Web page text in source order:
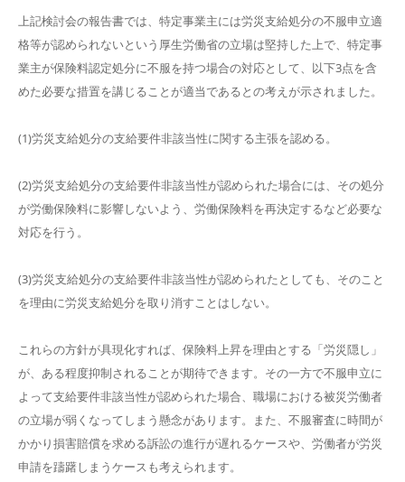
上記検討会の報告書では、特定事業主には労災支給処分の不服申立適
格等が認められないという厚生労働省の立場は堅持した上で、特定事
業主が保険料認定処分に不服を持つ場合の対応として、以下3点を含
めた必要な措置を講じることが適当であるとの考えが示されました。
(1)労災支給処分の支給要件非該当性に関する主張を認める。
(2)労災支給処分の支給要件非該当性が認められた場合には、その処分
が労働保険料に影響しないよう、労働保険料を再決定するなど必要な
対応を行う。
(3)労災支給処分の支給要件非該当性が認められたとしても、そのこと
を理由に労災支給処分を取り消すことはしない。
これらの方針が具現化すれば、保険料上昇を理由とする「労災隠し」
が、ある程度抑制されることが期待できます。その一方で不服申立に
よって支給要件非該当性が認められた場合、職場における被災労働者
の立場が弱くなってしまう懸念があります。また、不服審査に時間が
かかり損害賠償を求める訴訟の進行が遅れるケースや、労働者が労災
申請を躊躇しまうケースも考えられます。